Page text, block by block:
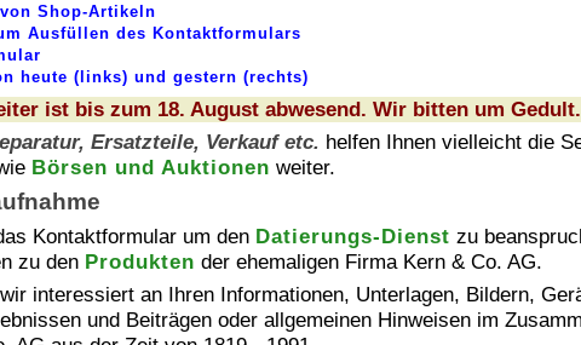
Shop-Artikeln
Ausfüllen des Kontaktformulars
heute (links) und gestern (rechts)
ist bis zum 18. August abwesend. Wir bitten um Gedult.
Ersatzteile, Verkauf etc. helfen Ihnen vielleicht die
Börsen und Auktionen weiter.
Kontaktformular um den Datierungs-Dienst zu
zu den Produkten der ehemaligen Firma Kern & Co. AG.
interessiert an Ihren Informationen, Unterlagen, Bildern,
und Beiträgen oder allgemeinen Hinweisen im